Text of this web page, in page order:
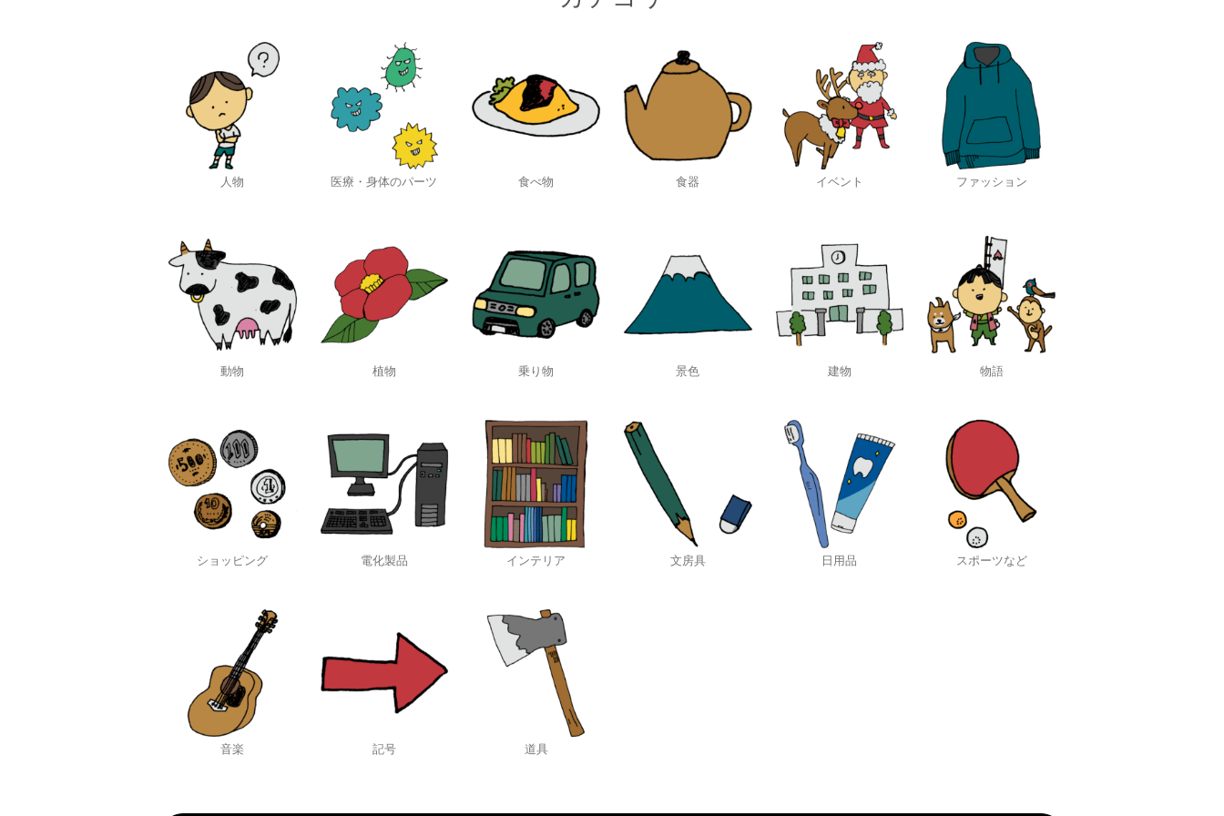
人物 医療・身体のパーツ 食べ物 食器 イベント ファッション
動物 植物 乗り物 景色 建物 物語
ショッピング 電化製品 インテリア 文房具 日用品 スポーツなど
音楽 記号 道具